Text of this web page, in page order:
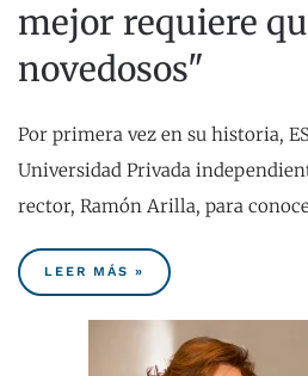
mejor requiere
novedosos"
Por primera vez en su historia,
Universidad Privada
rector, Ramón Arilla, para
LEER MÁS »